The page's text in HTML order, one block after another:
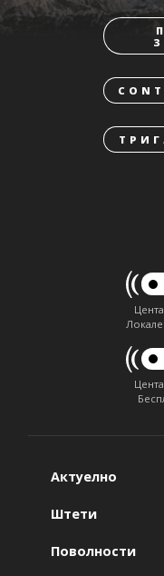
Актуелно
Штети
Поволности